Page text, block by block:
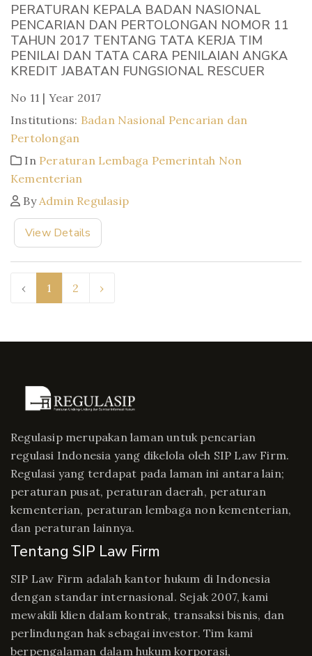
PERATURAN KEPALA BADAN NASIONAL
PENCARIAN DAN PERTOLONGAN NOMOR 11
TAHUN 2017 TENTANG TATA KERJA TIM
PENILAI DAN TATA CARA PENILAIAN ANGKA
KREDIT JABATAN FUNGSIONAL RESCUER
No 11 | Year 2017
Institutions: Badan Nasional Pencarian dan
Pertolongan
In Peraturan Lembaga Pemerintah Non
Kementerian
By Admin Regulasip
View Details
‹ 1 2 ›
Regulasip merupakan laman untuk pencarian
regulasi Indonesia yang dikelola oleh SIP Law Firm.
Regulasi yang terdapat pada laman ini antara lain;
peraturan pusat, peraturan daerah, peraturan
kementerian, peraturan lembaga non kementerian,
dan peraturan lainnya.
Tentang SIP Law Firm
SIP Law Firm adalah kantor hukum di Indonesia
dengan standar internasional. Sejak 2007, kami
mewakili klien dalam kontrak, transaksi bisnis, dan
perlindungan hak sebagai investor. Tim kami
berpengalaman dalam hukum korporasi,